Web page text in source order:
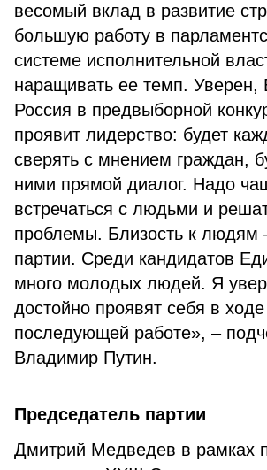
весомый вклад в развитие
большую работу в
системе исполнительной
наращивать ее темп. Уверен,
Россия в предвыборной
проявит лидерство: будет
сверять с мнением граждан,
ними прямой диалог. Надо
встречаться с людьми и
проблемы. Близость к людям
партии. Среди кандидатов
много молодых людей. Я
достойно проявят себя в
последующей работе», –
Владимир Путин.
Председатель партии
Дмитрий Медведев в рамках